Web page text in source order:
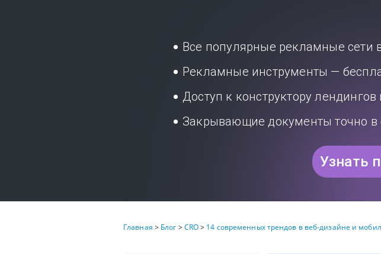
Все популярные рекламные сети
Рекламные инструменты —
Доступ к конструктору
Закрывающие документы точно в
Узнать
Главная > Блог >CRO> 14 современных трендов в веб-дизайне и